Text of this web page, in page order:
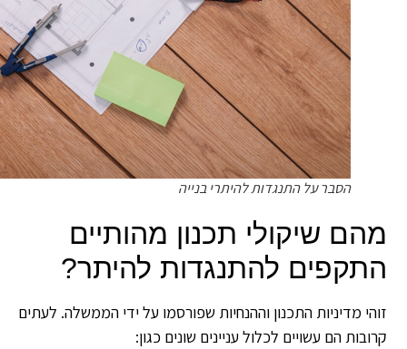
הסבר על התנגדות להיתרי בנייה
שיקולי תכנון מהותיים
להתנגדות להיתר?
מדיניות התכנון וההנחיות שפורסמו על ידי הממשלה. לעתים
הם עשויים לכלול עניינים שונים כגון: